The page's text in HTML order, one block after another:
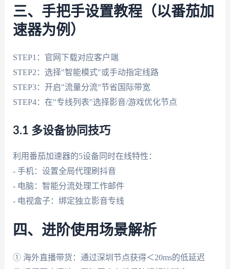
三、手把手设置教程（以番茄加
速器为例）
STEP1：官网下载对应客户端
STEP2：选择"智能模式"或手动指定线路
STEP3：开启"流量分流"节省国际带宽
STEP4：在"专线列表"选择影音/游戏优化节点
3.1 多设备协同技巧
利用番茄加速器的5设备同时在线特性：
- 手机：设置全局代理刷抖音
- 电脑：智能分流处理工作邮件
- 电视盒子：绑定独立影音专线
四、进阶使用场景解析
① 海外直播带货：通过深圳节点获得＜20ms的低延迟